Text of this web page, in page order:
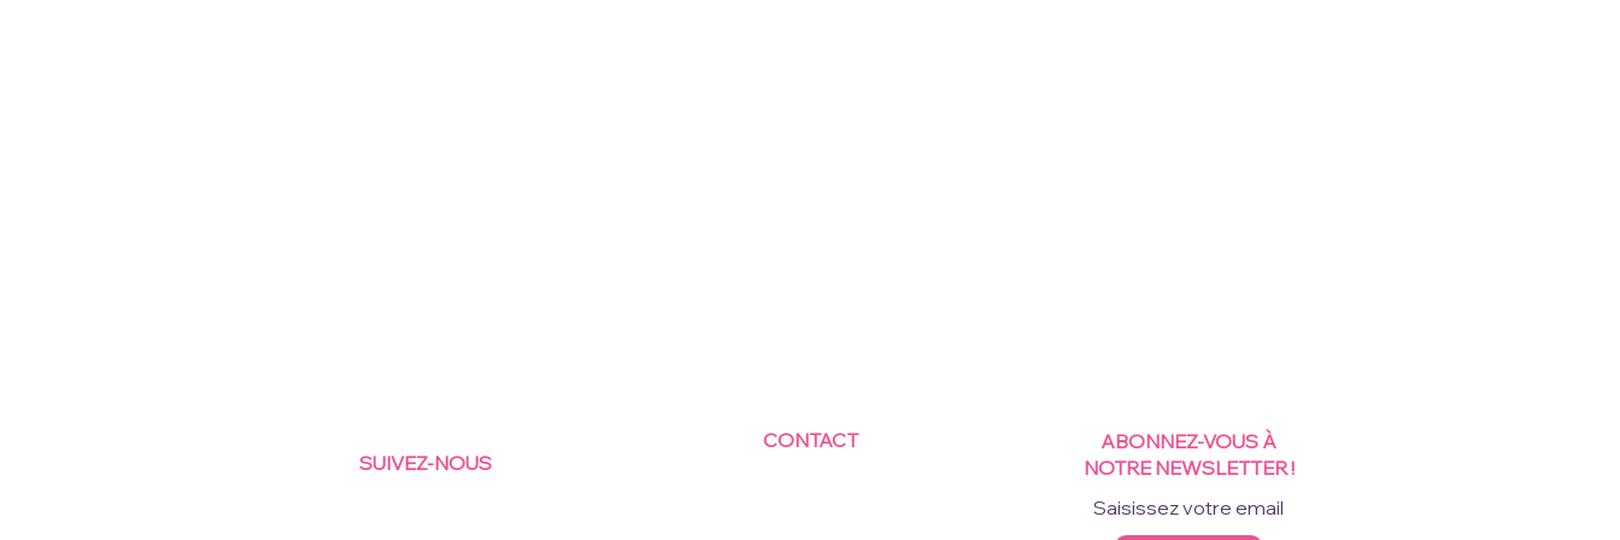
SUIVEZ-NOUS
CONTACT
ABONNEZ-VOUS À
NOTRE NEWSLETTER !